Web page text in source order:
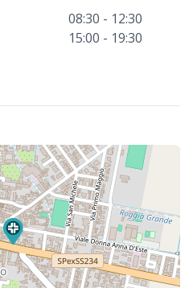
08:30 - 12:30
15:00 - 19:30